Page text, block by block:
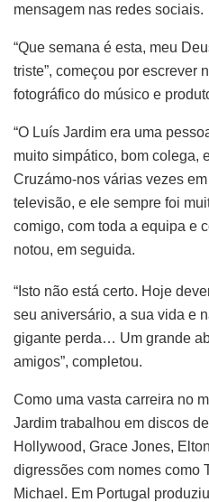
mensagem nas redes sociais.
“Que semana é esta, meu
triste”, começou por escrever
fotográfico do músico e
“O Luís Jardim era uma
muito simpático, bom colega,
Cruzámo-nos várias vezes
televisão, e ele sempre foi
comigo, com toda a equipa e
notou, em seguida.
“Isto não está certo. Hoje
seu aniversário, a sua vida e
gigante perda… Um grande
amigos”, completou.
Como uma vasta carreira no
Jardim trabalhou em discos
Hollywood, Grace Jones,
digressões com nomes como
Michael. Em Portugal